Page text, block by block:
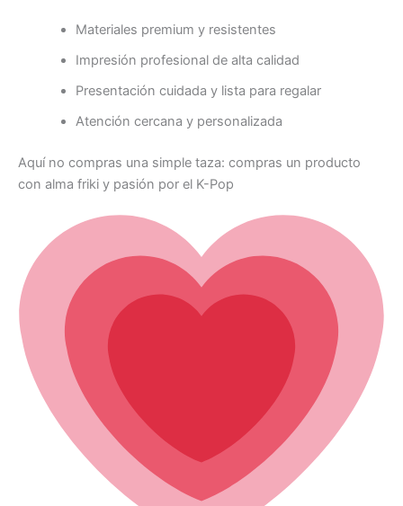
Materiales premium y resistentes
Impresión profesional de alta calidad
Presentación cuidada y lista para regalar
Atención cercana y personalizada
Aquí no compras una simple taza: compras un producto
con alma friki y pasión por el K-Pop